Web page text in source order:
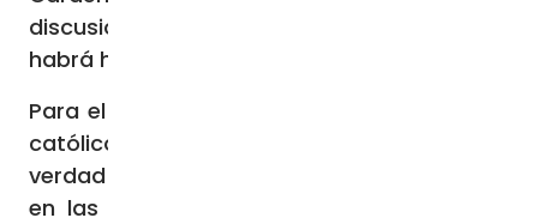
discusiones existen “desde siempre y las
habrá hasta el fin del mundo”.
Para el purpurado es importante que cada
católico “se atenga con sencillez a la
verdad del Evangelio, a lo que está escrito
en las Sagradas Escrituras y la Iglesia ha